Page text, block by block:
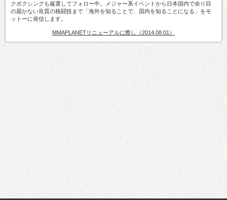
クボクシングも厳選してフォロー中。メジャー系イベントから日本国内で余り目
の届かない良質の格闘技まで「海外を知ることで、国内を知ることになる」をモ
ットーに発信します。
MMAPLANETリニューアルに際し（2014.08.01）